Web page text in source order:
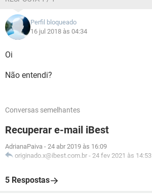
Perfil bloqueado
16 jul 2018 às 04:34
Oi
Não entendi?
Conversas semelhantes
Recuperar e-mail iBest
AdrianaPaiva - 24 abr 2019 às 16:09
originado.x@ibest.com.br - 24 fev 2021 às 14:53
5 Respostas